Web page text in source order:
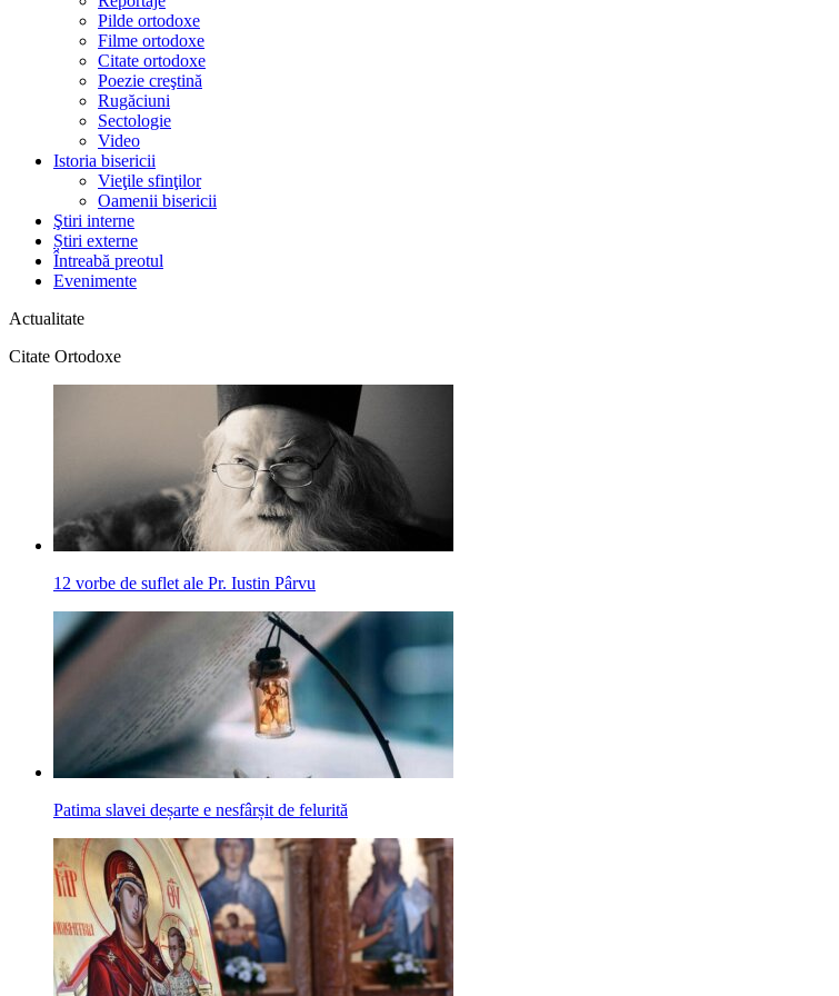
Pilde ortodoxe
Filme ortodoxe
Citate ortodoxe
Poezie creştină
Rugăciuni
Sectologie
Video
Istoria bisericii
Vieţile sfinţilor
Oamenii bisericii
Ştiri interne
Știri externe
Întreabă preotul
Evenimente
Actualitate
Citate Ortodoxe
12 vorbe de suflet ale Pr. Iustin Pârvu
Patima slavei deșarte e nesfârșit de felurită